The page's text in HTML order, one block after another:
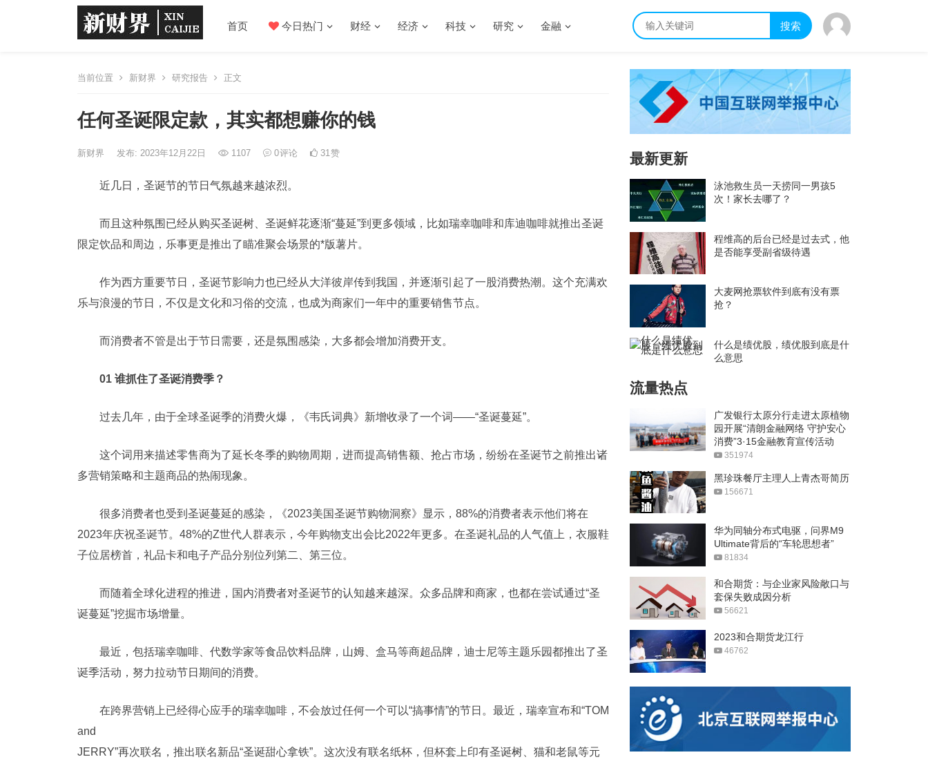
首页 今日热门 财经 经济 科技 研究 金融 搜索
当前位置 新财界 研究报告 正文
任何圣诞限定款，其实都想赚你的钱
新财界 发布: 2023年12月22日 1107 0评论 31赞
近几日，圣诞节的节日气氛越来越浓烈。
而且这种氛围已经从购买圣诞树、圣诞鲜花逐渐“蔓延”到更多领域，比如瑞幸咖啡和库迪咖啡就推出圣诞
限定饮品和周边，乐事更是推出了瞄准聚会场景的*版薯片。
作为西方重要节日，圣诞节影响力也已经从大洋彼岸传到我国，并逐渐引起了一股消费热潮。这个充满欢
乐与浪漫的节日，不仅是文化和习俗的交流，也成为商家们一年中的重要销售节点。
而消费者不管是出于节日需要，还是氛围感染，大多都会增加消费开支。
01 谁抓住了圣诞消费季？
过去几年，由于全球圣诞季的消费火爆，《韦氏词典》新增收录了一个词——“圣诞蔓延”。
这个词用来描述零售商为了延长冬季的购物周期，进而提高销售额、抢占市场，纷纷在圣诞节之前推出诸
多营销策略和主题商品的热闹现象。
很多消费者也受到圣诞蔓延的感染，《2023美国圣诞节购物洞察》显示，88%的消费者表示他们将在
2023年庆祝圣诞节。48%的Z世代人群表示，今年购物支出会比2022年更多。在圣诞礼品的人气值上，衣服鞋
子位居榜首，礼品卡和电子产品分别位列第二、第三位。
而随着全球化进程的推进，国内消费者对圣诞节的认知越来越深。众多品牌和商家，也都在尝试通过“圣
诞蔓延”挖掘市场增量。
最近，包括瑞幸咖啡、代数学家等食品饮料品牌，山姆、盒马等商超品牌，迪士尼等主题乐园都推出了圣
诞季活动，努力拉动节日期间的消费。
在跨界营销上已经得心应手的瑞幸咖啡，不会放过任何一个可以“搞事情”的节日。最近，瑞幸宣布和“TOM
and
JERRY”再次联名，推出联名新品“圣诞甜心拿铁”。这次没有联名纸杯，但杯套上印有圣诞树、猫和老鼠等元
最新更新
泳池救生员一天捞同一男孩5
次！家长去哪了？
程维高的后台已经是过去式，他
是否能享受副省级待遇
大麦网抢票软件到底有没有票
抢？
什么是绩优股，绩优股到底是什
么意思
流量热点
广发银行太原分行走进太原植物
园开展“清朗金融网络 守护安心
消费”3·15金融教育宣传活动
351974
黑珍珠餐厅主理人上青杰哥简历
156671
华为同轴分布式电驱，问界M9
Ultimate背后的“车轮思想者”
81834
和合期货：与企业家风险敞口与
套保失败成因分析
56621
2023和合期货龙江行
46762